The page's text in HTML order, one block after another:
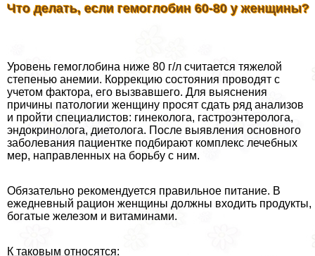
Что делать, если гемоглобин 60-80 у женщины?
Уровень гемоглобина ниже 80 г/л считается тяжелой
степенью анемии. Коррекцию состояния проводят с
учетом фактора, его вызвавшего. Для выяснения
причины патологии женщину просят сдать ряд анализов
и пройти специалистов: гинеколога, гастроэнтеролога,
эндокринолога, диетолога. После выявления основного
заболевания пациентке подбирают комплекс лечебных
мер, направленных на борьбу с ним.
Обязательно рекомендуется правильное питание. В
ежедневный рацион женщины должны входить продукты,
богатые железом и витаминами.
К таковым относятся: